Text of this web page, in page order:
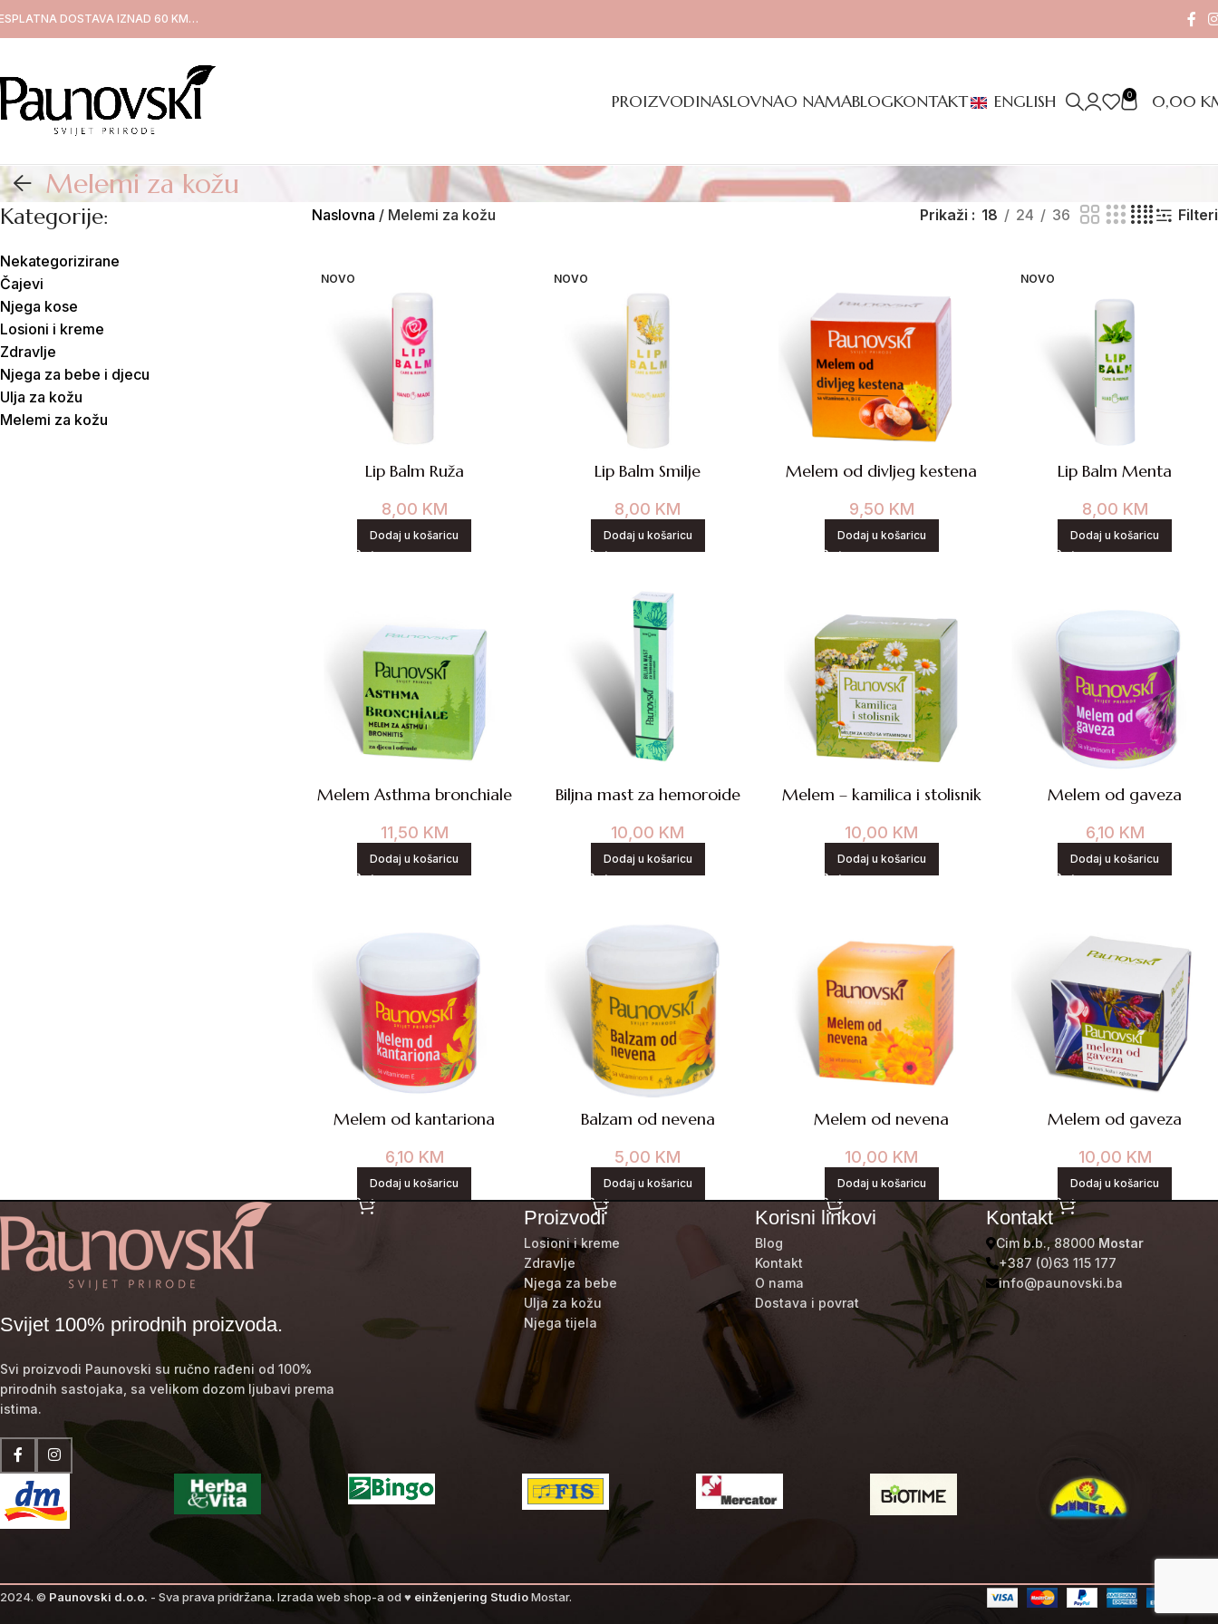
DOSTAVA IZNAD 60 KM…
PROIZVODINASLOVNAO NAMABLOGKONTAKT ENGLISH 0 0,00
Melemi za kožu
Kategorije:
Nekategorizirane
Čajevi
Njega kose
Losioni i kreme
Zdravlje
Njega za bebe i djecu
Ulja za kožu
Melemi za kožu
Naslovna / Melemi za kožu Prikaži 18 24 36 Filteri
NOVO
Lip Balm Ruža
8,00 KM
Dodaj u košaricu
NOVO
Lip Balm Smilje
8,00 KM
Dodaj u košaricu
Melem od divljeg kestena
9,50 KM
Dodaj u košaricu
NOVO
Lip Balm Menta
8,00 KM
Dodaj u košaricu
Melem Asthma bronchiale
11,50 KM
Dodaj u košaricu
Biljna mast za hemoroide
10,00 KM
Dodaj u košaricu
Melem – kamilica i stolisnik
10,00 KM
Dodaj u košaricu
Melem od gaveza
6,10 KM
Dodaj u košaricu
Melem od kantariona
6,10 KM
Dodaj u košaricu
Balzam od nevena
5,00 KM
Dodaj u košaricu
Melem od nevena
10,00 KM
Dodaj u košaricu
Melem od gaveza
10,00 KM
Dodaj u košaricu
Svijet 100% prirodnih proizvoda.
Svi proizvodi Paunovski su ručno rađeni od 100%
prirodnih sastojaka, sa velikom dozom ljubavi prema
istima.
Proizvodi
Losioni i kreme
Zdravlje
Njega za bebe
Ulja za kožu
Njega tijela
Korisni linkovi
Blog
Kontakt
O nama
Dostava i povrat
Kontakt
Cim b.b., 88000Mostar
+387 (0)63 115 177
info@paunovski.ba
2024. © Paunovski d.o.o. - Sva prava pridržana. Izrada web shop-a od ♥ einženjering StudioMostar.